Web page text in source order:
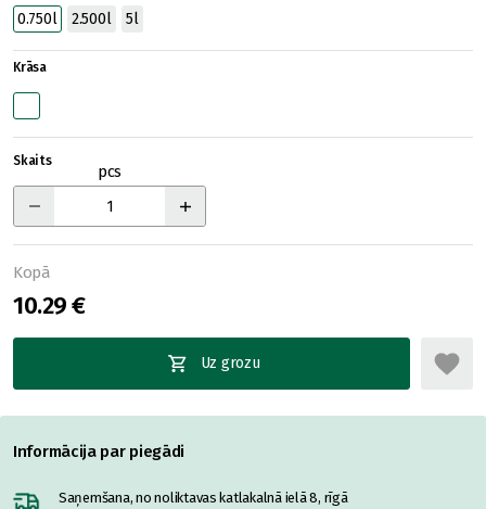
0.750l 2.500l 5l
Krāsa
Skaits
pcs
Kopā
10.29 €
Uz grozu
Informācija par piegādi
Saņemšana, no noliktavas katlakalnā ielā 8, rīgā